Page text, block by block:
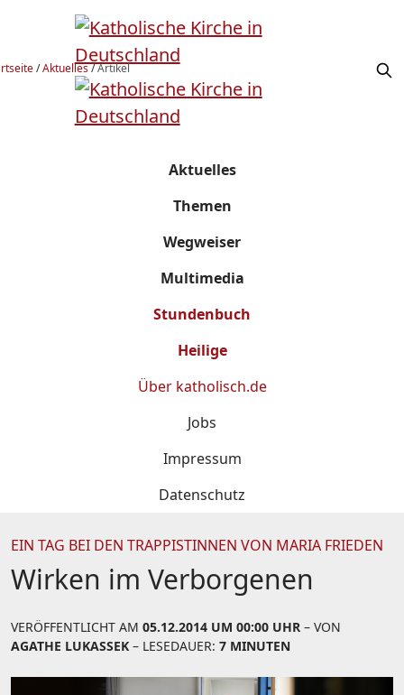
/Aktuelles/Artikel
Aktuelles
Themen
Wegweiser
Multimedia
Stundenbuch
Heilige
Über katholisch.de
Jobs
Impressum
Datenschutz
EIN TAG BEI DEN TRAPPISTINNEN VON MARIA FRIEDEN
Wirken im Verborgenen
VERÖFFENTLICHT AM 05.12.2014 UM 00:00 UHR – VON
AGATHE LUKASSEK – LESEDAUER: 7 MINUTEN